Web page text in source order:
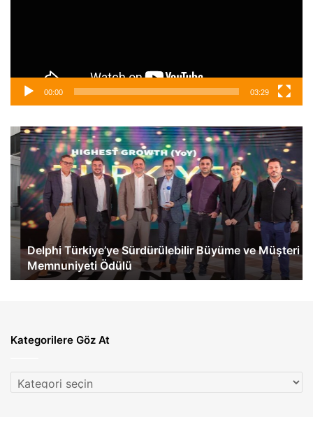
00:00 03:29
Delphi
Türkiye’ye
Sürdürülebilir
Büyüme
Müşteri
Memnuniyeti
Ödülü
Delphi Türkiye’ye Sürdürülebilir Büyüme ve Müşteri
Memnuniyeti Ödülü
Kategorilere Göz At
Kategorilere
Göz